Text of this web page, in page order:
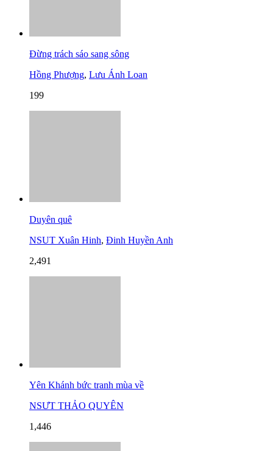
Đừng trách sáo sang sông
Hồng Phượng, Lưu Ánh Loan
199
Duyên quê
NSUT Xuân Hinh, Đinh Huyền Anh
2,491
Yên Khánh bức tranh mùa về
NSƯT THẢO QUYÊN
1,446